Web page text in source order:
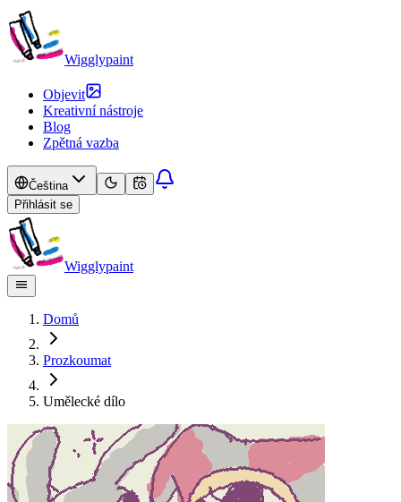
Wigglypaint
Objevit
Kreativní nástroje
Blog
Zpětná vazba
Čeština
Přihlásit se
Wigglypaint
Domů
Prozkoumat
Umělecké dílo